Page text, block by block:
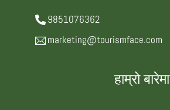
9851076362
marketing@tourismface.com
हाम्रो बारेमा